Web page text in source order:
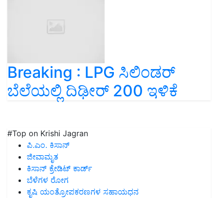
Breaking : LPG ಸಿಲಿಂಡರ್‌
ಬೆಲೆಯಲ್ಲಿ ದಿಢೀರ್‌ 200 ಇಳಿಕೆ
#Top on Krishi Jagran
ಪಿ.ಎಂ. ಕಿಸಾನ್
ಜೀವಾಮೃತ
ಕಿಸಾನ್ ಕ್ರೇಡಿಟ್ ಕಾರ್ಡ್
ಬೆಳೆಗಳ ರೋಗ
ಕೃಷಿ ಯಂತ್ರೋಪಕರಣಗಳ ಸಹಾಯಧನ